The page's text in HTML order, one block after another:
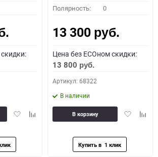
ДобавитьДобавить
Полярность: 0
13 300 руб.
Цена без ECOном скидки:
13 800 руб.
Артикул: 68322
В наличии
Добавить
В корзину